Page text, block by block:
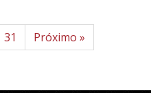
31 Próximo »